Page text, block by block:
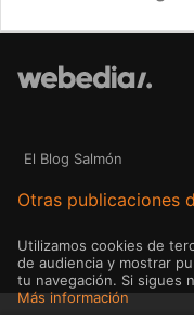
El Blog Salmón
Otras publicaciones
Utilizamos cookies de
de audiencia y mostrar
tu navegación. Si sigues
Más información